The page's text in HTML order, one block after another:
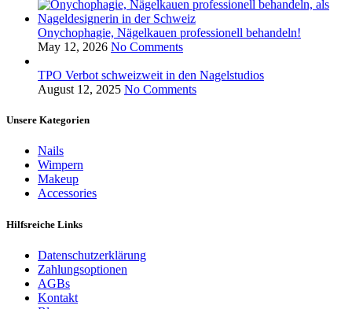
Onychophagie, Nägelkauen professionell behandeln!
May 12, 2026 No Comments
TPO Verbot schweizweit in den Nagelstudios
August 12, 2025 No Comments
Unsere Kategorien
Nails
Wimpern
Makeup
Accessories
Hilfsreiche Links
Datenschutzerklärung
Zahlungsoptionen
AGBs
Kontakt